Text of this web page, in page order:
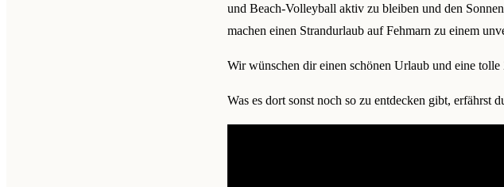
und Beach-Volleyball aktiv zu bleiben und den
machen einen Strandurlaub auf Fehmarn zu einem
Wir wünschen dir einen schönen Urlaub und eine
Was es dort sonst noch so zu entdecken gibt, erfährst